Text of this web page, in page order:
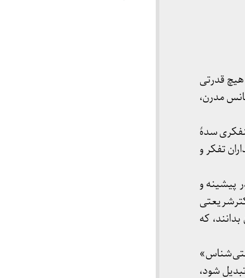
قدرتی
مدرن،
سدهٔ
تفکر و
پیشینه و
که
شود،